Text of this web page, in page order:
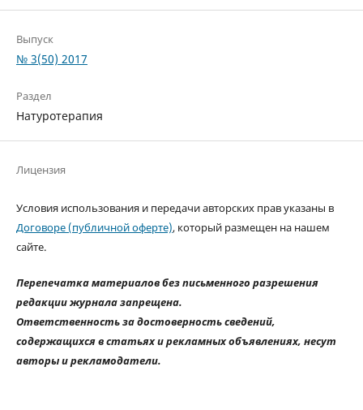
Выпуск
№ 3(50) 2017
Раздел
Натуротерапия
Лицензия
Условия использования и передачи авторских прав указаны в
Договоре (публичной оферте), который размещен на нашем
сайте.
Перепечатка материалов без письменного разрешения
редакции журнала запрещена.
Ответственность за достоверность сведений,
содержащихся в статьях и рекламных объявлениях, несут
авторы и рекламодатели.